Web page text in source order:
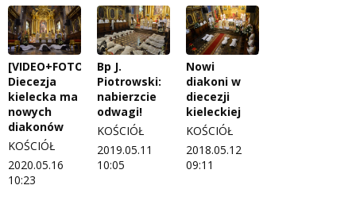
Słowo Dnia
Tak wierzę
Weekend z blondynką
W starych Kielcach
Wszystko w temacie
Regulamin darowizn
Regulamin konkursu Zwierzak naszej klasy
Polityka prywatności
ZNAJDZIESZ NAS TAKŻE NA
[VIDEO+FOTO]
Diecezja
kielecka ma
nowych
diakonów
KOŚCIÓŁ
2020.05.16
10:23
Bp J.
Piotrowski:
nabierzcie
odwagi!
KOŚCIÓŁ
2019.05.11
10:05
Nowi
diakoni w
diecezji
kieleckiej
KOŚCIÓŁ
2018.05.12
09:11